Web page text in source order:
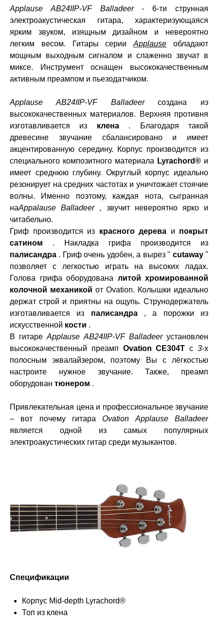
Applause AB24IIP-VF Balladeer- 6-ти струнная
электроакустическая гитара, характеризующаяся
ярким звуком, изящным дизайном и невероятно
легким весом. Гитары серииApplause обладают
мощным выходным сигналом и слаженно звучат в
миксе. Инструмент оснащен высококачественным
активным преампом и пьезодатчиком.
Applause AB24IIP-VF Balladeerсоздана из
высококачественных материалов. Верхняя противня
изготавливается из клена. Благодаря такой
древесине звучание сбалансировано и имеет
акцентированную середину. Корпус производится из
специального композитного материала Lyrachord® и
имеет среднюю глубину. Округлый корпус идеально
резонирует на средних частотах и ​​уничтожает стоячие
волны. Именно поэтому, каждая нота, сыгранная
наAppalause Balladeer, звучит невероятно ярко и
читабельно.
Гриф производится из красного дерева и покрыт
сатином . Накладка грифа производится из
палисандра . Гриф очень удобен, а вырез " cutaway"
позволяет с легкостью играть на высоких ладах.
Голова грифа оборудована литой хромированной
колочной механикой от Ovation. Колышки идеально
держат строй и приятны на ощупь. Струнодержатель
изготавливается из палисандра, а порожки из
искусственной кости .
В гитареApplause AB24IIP-VF Balladeerустановлен
высококачественный преамп Ovation CE304T с3-х
полосным эквалайзером, поэтому Вы с лёгкостью
настроите нужное звучание. Также, преамп
оборудован тюнером .
Привлекательная цена и профессиональное звучание
– вот почему гитараOvation Applause Balladeer
является одной из самых популярных
электроакустических гитар среди музыкантов.
Спецификации
Корпус Mid-depth Lyrachord®
Топ из клена